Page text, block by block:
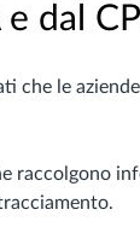
dal
che le
raccolgono